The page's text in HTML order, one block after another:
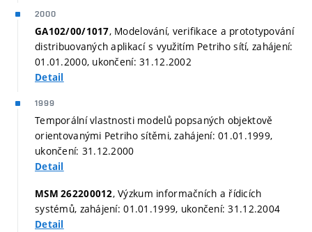
2000
GA102/00/1017, Modelování, verifikace a prototypování
distribuovaných aplikací s využitím Petriho sítí, zahájení:
01.01.2000, ukončení: 31.12.2002
Detail
1999
Temporální vlastnosti modelů popsaných objektově
orientovanými Petriho sítěmi, zahájení: 01.01.1999,
ukončení: 31.12.2000
Detail
MSM 262200012, Výzkum informačních a řídicích
systémů, zahájení: 01.01.1999, ukončení: 31.12.2004
Detail